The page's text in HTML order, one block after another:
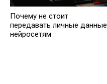
Почему не стоит
передавать личные данные
нейросетям